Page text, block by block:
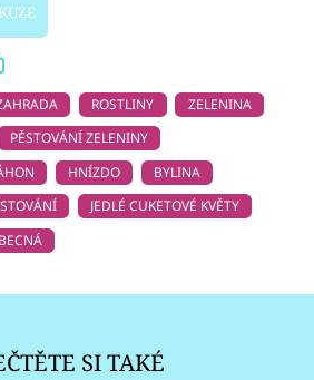
ROSTLINY
ZELENINA
PĚSTOVÁNÍ ZELENINY
HNÍZDO
BYLINA
JEDLÉ CUKETOVÉ KVĚTY
SI TAKÉ